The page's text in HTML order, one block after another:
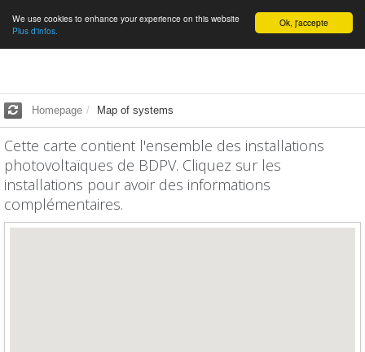
English Ok, j'accepte
We use cookies to enhance your experience on this website
Plus d'infos.
Homepage Map of systems
Cette carte contient l'ensemble des installations
photovoltaïques de BDPV. Cliquez sur les
installations pour avoir des informations
complémentaires.